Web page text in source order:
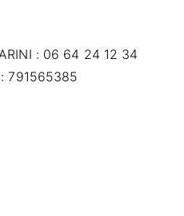
: 06 64 24 12 34
791565385